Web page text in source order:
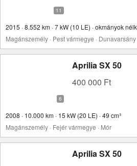
2015 · 8.552 km · 7 kW (10 LE) · okmányok
Magánszemély · Pest vármegye · Dunavarsány
Aprilia SX 50
400 000 Ft
2008 · 10.000 km · 15 kW (20 LE) · 49 cm³
Magánszemély · Fejér vármegye · Mór
Aprilia SX 50